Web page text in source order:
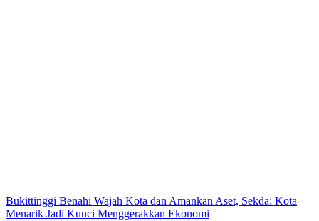
Bukittinggi Benahi Wajah Kota dan Amankan Aset, Sekda: Kota
Menarik Jadi Kunci Menggerakkan Ekonomi